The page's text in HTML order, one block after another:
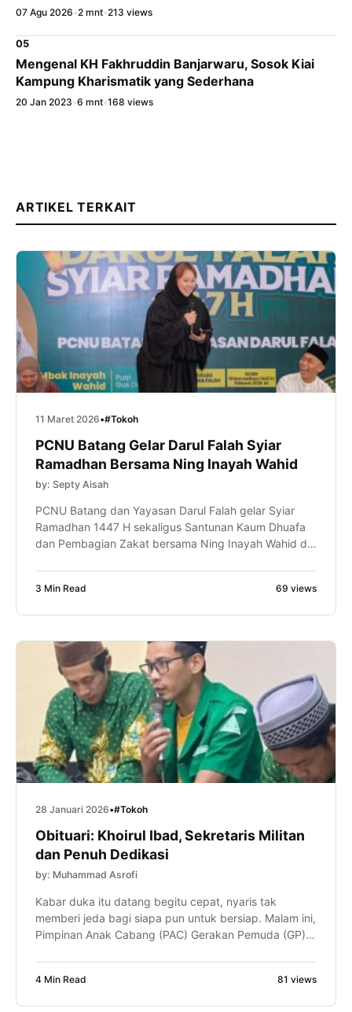
07 Agu 2026 •2 mnt•213 views
05
Mengenal KH Fakhruddin Banjarwaru, Sosok Kiai
Kampung Kharismatik yang Sederhana
20 Jan 2023 •6 mnt•168 views
ARTIKEL TERKAIT
11 Maret 2026•#Tokoh
PCNU Batang Gelar Darul Falah Syiar
Ramadhan Bersama Ning Inayah Wahid
by: Septy Aisah
PCNU Batang dan Yayasan Darul Falah gelar Syiar
Ramadhan 1447 H sekaligus Santunan Kaum Dhuafa
dan Pembagian Zakat bersama Ning Inayah Wahid di
3 Min Read 69 views
28 Januari 2026•#Tokoh
Obituari: Khoirul Ibad, Sekretaris Militan
dan Penuh Dedikasi
by: Muhammad Asrofi
Kabar duka itu datang begitu cepat, nyaris tak
memberi jeda bagi siapa pun untuk bersiap. Malam ini,
Pimpinan Anak Cabang (PAC) Gerakan Pemuda (GP)
Ibad—telah menghadap Allah SWT. Ia meninggalkan
4 Min Read 81 views